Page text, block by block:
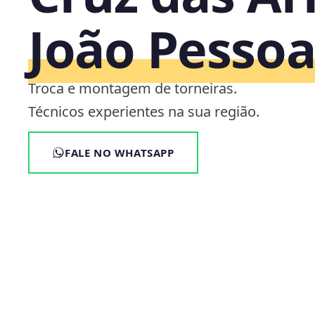
João
Troca e montagem de torneiras.
Técnicos experientes na sua região.
FALE NO WHATSAPP